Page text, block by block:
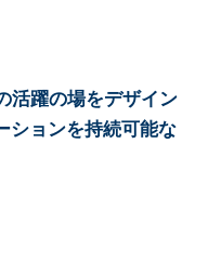
活躍の場をデザイン
ションを持続可能な